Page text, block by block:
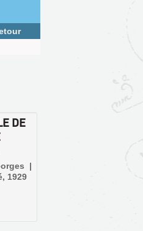
DE
|
1929